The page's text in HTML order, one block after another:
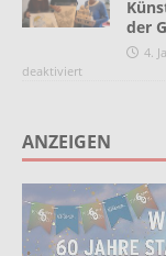
der
4.
deaktiviert
ANZEIGEN